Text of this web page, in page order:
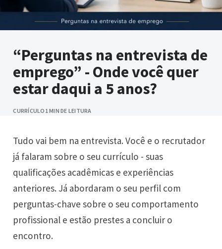
“Perguntas na entrevista de
emprego” - Onde você quer
estar daqui a 5 anos?
CURRÍCULO 1 MIN DE LEITURA
Tudo vai bem na entrevista. Você e o recrutador
já falaram sobre o seu currículo - suas
qualificações acadêmicas e experiências
anteriores. Já abordaram o seu perfil com
perguntas-chave sobre o seu comportamento
profissional e estão prestes a concluir o
encontro.